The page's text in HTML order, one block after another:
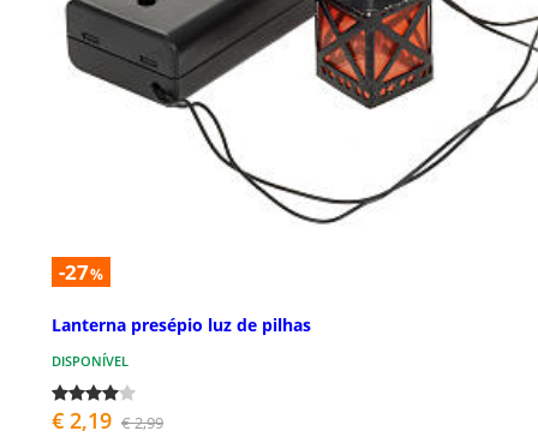
-27%
Lanterna presépio luz de pilhas
DISPONÍVEL
€ 2,19 € 2,99